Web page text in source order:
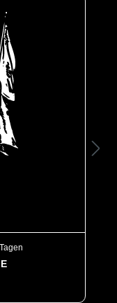
Material
Sicht
Design für
TK